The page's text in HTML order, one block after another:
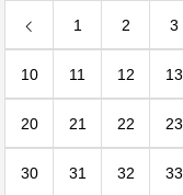
1 2 3
10 11 12 13
20 21 22 23
30 31 32 33